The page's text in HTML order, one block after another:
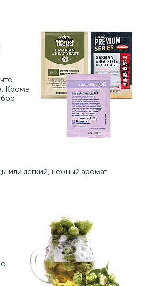
Кроме
или лёгкий, нежный аромат